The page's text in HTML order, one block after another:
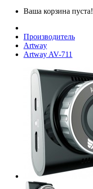
Ваша корзина пуста!
Производитель
Artway
Artway AV-711